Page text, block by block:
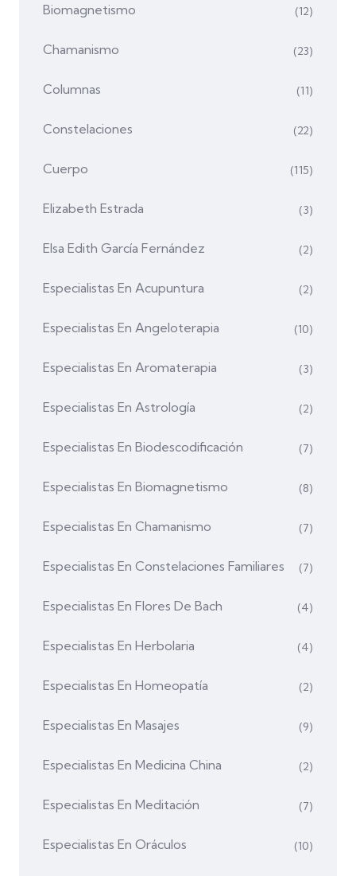
Biomagnetismo (12)
Chamanismo (23)
Columnas (11)
Constelaciones (22)
Cuerpo (115)
Elizabeth Estrada (3)
Elsa Edith García Fernández (2)
Especialistas En Acupuntura (2)
Especialistas En Angeloterapia (10)
Especialistas En Aromaterapia (3)
Especialistas En Astrología (2)
Especialistas En Biodescodificación (7)
Especialistas En Biomagnetismo (8)
Especialistas En Chamanismo (7)
Especialistas En Constelaciones Familiares (7)
Especialistas En Flores De Bach (4)
Especialistas En Herbolaria (4)
Especialistas En Homeopatía (2)
Especialistas En Masajes (9)
Especialistas En Medicina China (2)
Especialistas En Meditación (7)
Especialistas En Oráculos (10)